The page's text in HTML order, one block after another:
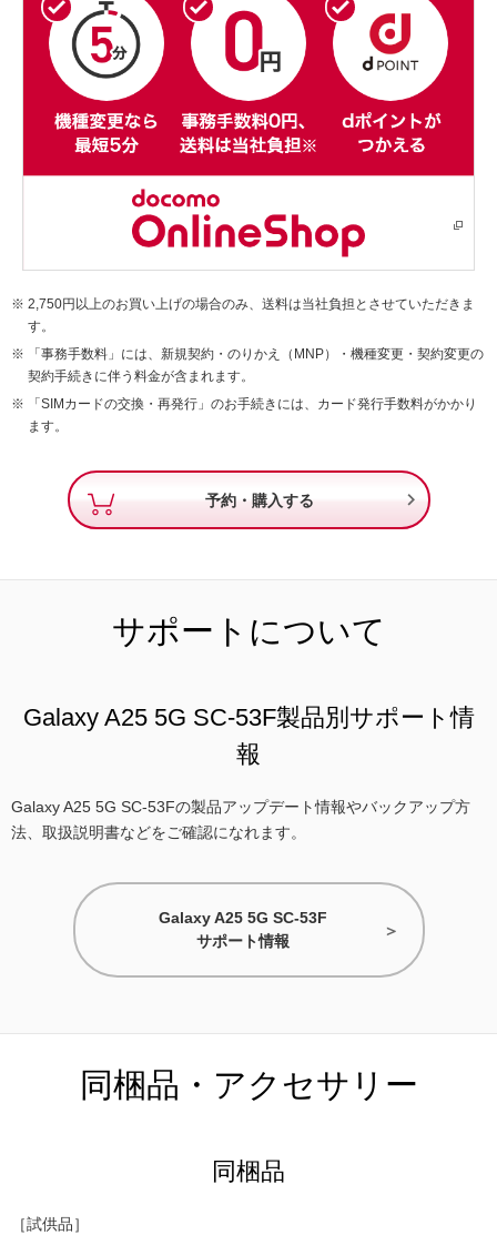
2,750円以上のお買い上げの場合のみ、送料は当社負担とさせていただきま
す。
「事務手数料」には、新規契約・のりかえ（MNP）・機種変更・契約変更の
契約手続きに伴う料金が含まれます。
「SIMカードの交換・再発行」のお手続きには、カード発行手数料がかかり
ます。
予約・購入する 
サポートについて
Galaxy A25 5G SC-53F製品別サポート情
報
Galaxy A25 5G SC-53Fの製品アップデート情報やバックアップ方
法、取扱説明書などをご確認になれます。
Galaxy A25 5G SC-53F
サポート情報
同梱品・アクセサリー
同梱品
［試供品］